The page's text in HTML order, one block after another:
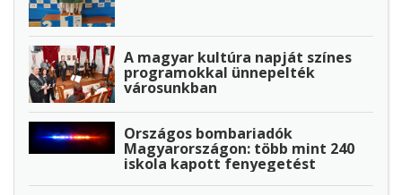
A magyar kultúra napját színes
programokkal ünnepelték
városunkban
Országos bombariadók
Magyarországon: több mint 240
iskola kapott fenyegetést